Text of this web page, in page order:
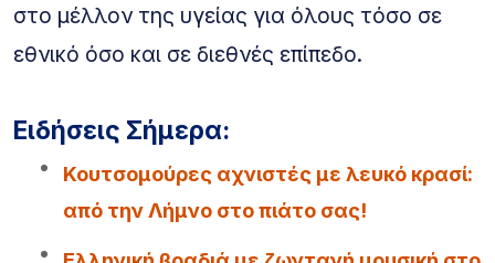
στο μέλλον της υγείας για όλους τόσο σε
εθνικό όσο και σε διεθνές επίπεδο.
Ειδήσεις Σήμερα:
Κουτσομούρες αχνιστές με λευκό κρασί:
από την Λήμνο στο πιάτο σας!